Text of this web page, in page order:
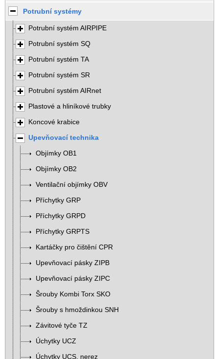
Potrubní systémy
Potrubní systém AIRPIPE
Potrubní systém SQ
Potrubní systém TA
Potrubní systém SR
Potrubní systém AIRnet
Plastové a hliníkové trubky
Koncové krabice
Upevňovací technika
Objímky OB1
Objímky OB2
Ventilační objímky OBV
Příchytky GRP
Příchytky GRPD
Příchytky GRPTS
Kartáčky pro čištění CPR
Upevňovací pásky ZIPB
Upevňovací pásky ZIPC
Šrouby Kombi Torx SKO
Šrouby s hmoždinkou SNH
Závitové tyče TZ
Úchytky UCZ
Úchytky UCS, nerez